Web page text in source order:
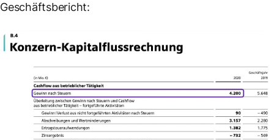
Geschäftsbericht: